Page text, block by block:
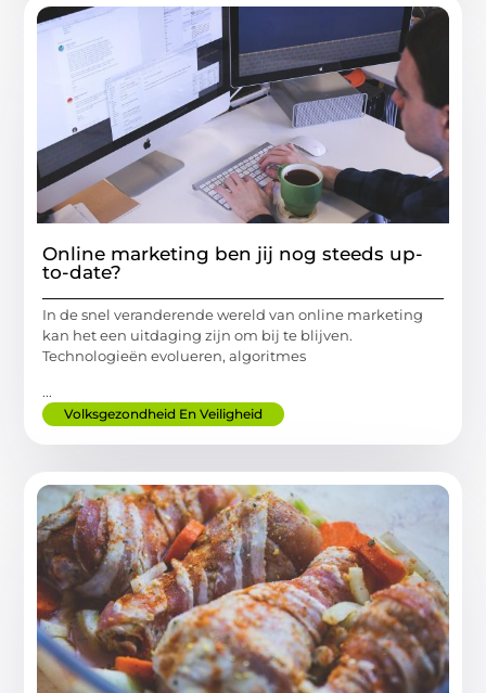
Online marketing ben jij nog steeds up-
to-date?
In de snel veranderende wereld van online marketing
kan het een uitdaging zijn om bij te blijven.
Technologieën evolueren, algoritmes
...
Volksgezondheid En Veiligheid